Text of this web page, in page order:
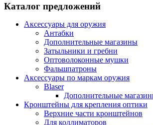
Каталог предложений
Аксессуары для оружия
Антабки
Дополнительные магазины
Затыльники и гребни
Оптоволоконные мушки
Фальшпатроны
Аксессуары по маркам оружия
Blaser
Дополнительные
Кронштейны для крепления оптики
Верхние части кронштейнов
Для коллиматоров